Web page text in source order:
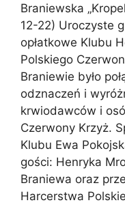
Braniewska
12-22) Uroczyste
opłatkowe Klubu
Polskiego
Braniewie było
odznaczeń i
krwiodawców i
Czerwony Krzyż.
Klubu Ewa
gości: Henryka
Braniewa oraz
Harcerstwa